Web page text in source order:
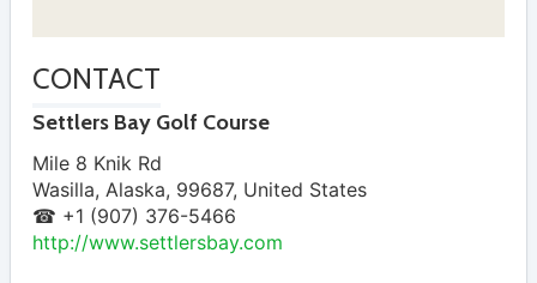
CONTACT
Settlers Bay Golf Course
Mile 8 Knik Rd
Wasilla, Alaska, 99687, United States
☎ +1 (907) 376-5466
http://www.settlersbay.com